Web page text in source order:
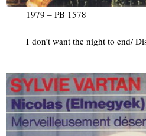
1979 – PB 1578
I don’t want the night to end/